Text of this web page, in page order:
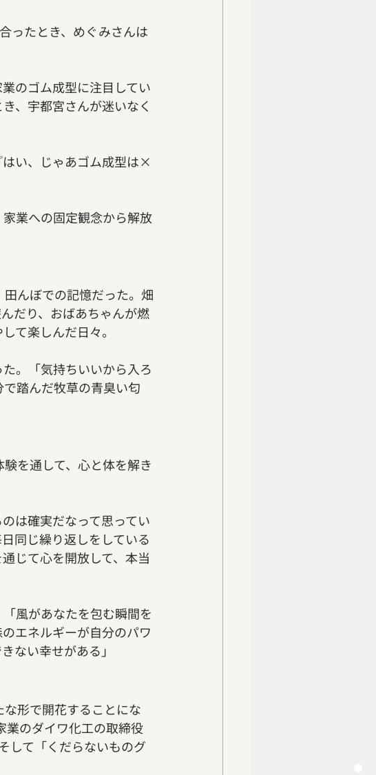
ったとき、めぐみさんは
のゴム成型に注目してい
、宇都宮さんが迷いなく
い、じゃあゴム成型は×
業への固定観念から解放
んぼでの記憶だった。畑
だり、おばあちゃんが燃
て楽しんだ日々。
。「気持ちいいから入ろ
踏んだ牧草の青臭い匂
を通して、心と体を解き
は確実だなって思ってい
同じ繰り返しをしている
じて心を開放して、本当
風があなたを包む瞬間を
エネルギーが自分のパワ
ない幸せがある」
形で開花することにな
業のダイワ化工の取締役
して「くだらないものグ